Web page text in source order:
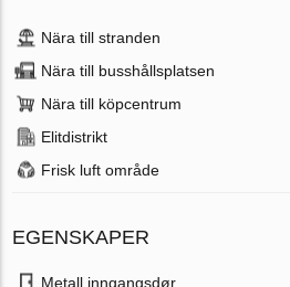
Nära till stranden
Nära till busshållsplatsen
Nära till köpcentrum
Elitdistrikt
Frisk luft område
EGENSKAPER
Metall inngangsdør